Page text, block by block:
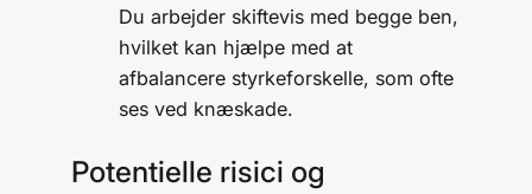
Du arbejder skiftevis med begge ben,
hvilket kan hjælpe med at
afbalancere styrkeforskelle, som ofte
ses ved knæskade.
Potentielle risici og